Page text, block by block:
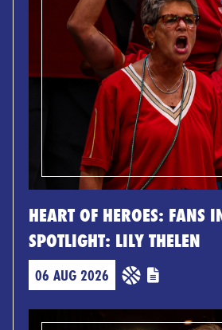
HEART OF HEROES: FANS
SPOTLIGHT: LILY THELEN
06 AUG 2026